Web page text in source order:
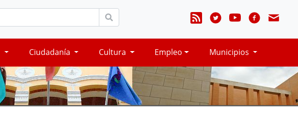
Ciudadanía Cultura Empleo Municipios